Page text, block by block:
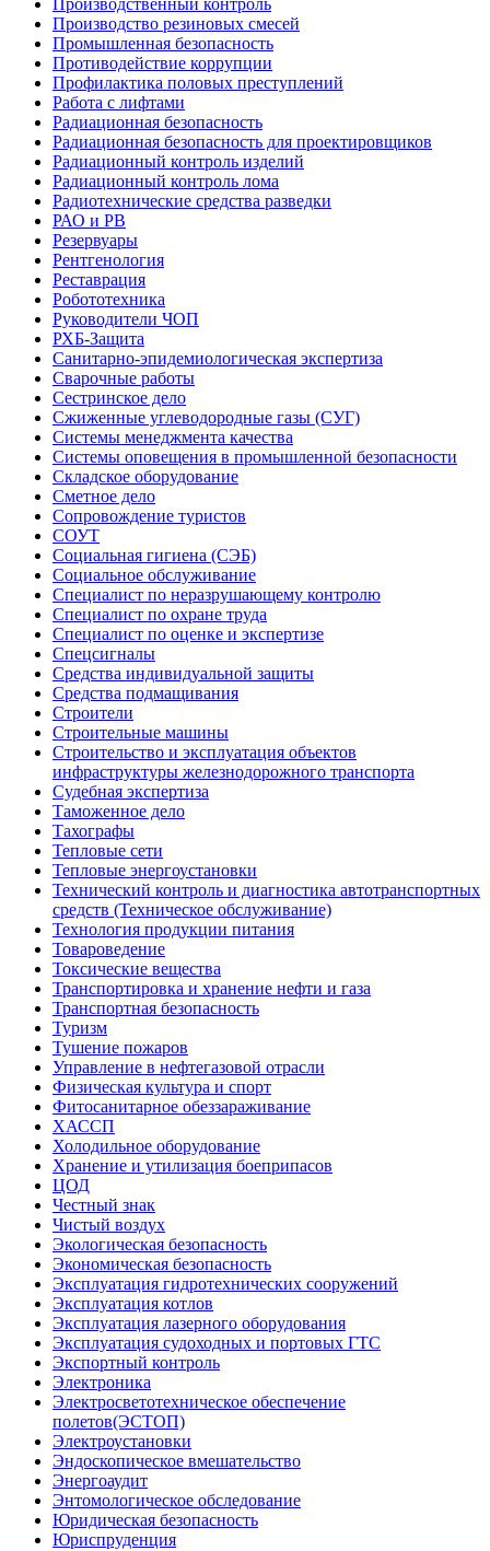
Производственный контроль
Производство резиновых смесей
Промышленная безопасность
Противодействие коррупции
Профилактика половых преступлений
Работа с лифтами
Радиационная безопасность
Радиационная безопасность для проектировщиков
Радиационный контроль изделий
Радиационный контроль лома
Радиотехнические средства разведки
РАО и РВ
Резервуары
Рентгенология
Реставрация
Робототехника
Руководители ЧОП
РХБ-Защита
Санитарно-эпидемиологическая экспертиза
Сварочные работы
Сестринское дело
Сжиженные углеводородные газы (СУГ)
Системы менеджмента качества
Системы оповещения в промышленной безопасности
Складское оборудование
Сметное дело
Сопровождение туристов
СОУТ
Социальная гигиена (СЭБ)
Социальное обслуживание
Специалист по неразрушающему контролю
Специалист по охране труда
Специалист по оценке и экспертизе
Спецсигналы
Средства индивидуальной защиты
Средства подмащивания
Строители
Строительные машины
Строительство и эксплуатация объектов
инфраструктуры железнодорожного транспорта
Судебная экспертиза
Таможенное дело
Тахографы
Тепловые сети
Тепловые энергоустановки
Технический контроль и диагностика автотранспортных
средств (Техническое обслуживание)
Технология продукции питания
Товароведение
Токсические вещества
Транспортировка и хранение нефти и газа
Транспортная безопасность
Туризм
Тушение пожаров
Управление в нефтегазовой отрасли
Физическая культура и спорт
Фитосанитарное обеззараживание
ХАССП
Холодильное оборудование
Хранение и утилизация боеприпасов
ЦОД
Честный знак
Чистый воздух
Экологическая безопасность
Экономическая безопасность
Эксплуатация гидротехнических сооружений
Эксплуатация котлов
Эксплуатация лазерного оборудования
Эксплуатация судоходных и портовых ГТС
Экспортный контроль
Электроника
Электросветотехническое обеспечение
полетов(ЭСТОП)
Электроустановки
Эндоскопическое вмешательство
Энергоаудит
Энтомологическое обследование
Юридическая безопасность
Юриспруденция